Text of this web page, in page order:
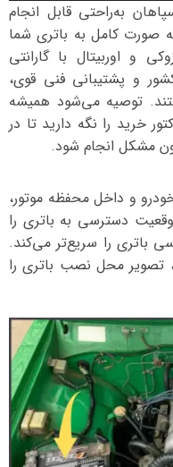
به‌راحتی قابل انجام
صورت کامل به باتری شما
و اوربیتال با گارانتی
و پشتیبانی فنی قوی،
توصیه می‌شود همیشه
خرید را نگه دارید تا در
مشکل انجام شود.
و داخل محفظه موتور،
دسترسی به باتری را
باتری را سریع‌تر می‌کند.
تصویر محل نصب باتری را